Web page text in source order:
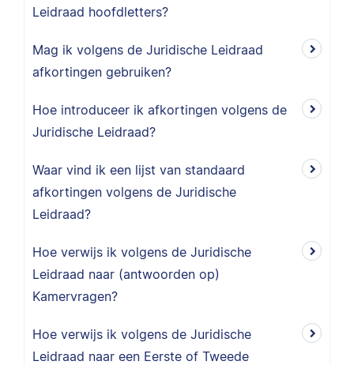
Leidraad hoofdletters?
Mag ik volgens de Juridische Leidraad
afkortingen gebruiken?
Hoe introduceer ik afkortingen volgens de
Juridische Leidraad?
Waar vind ik een lijst van standaard
afkortingen volgens de Juridische
Leidraad?
Hoe verwijs ik volgens de Juridische
Leidraad naar (antwoorden op)
Kamervragen?
Hoe verwijs ik volgens de Juridische
Leidraad naar een Eerste of Tweede